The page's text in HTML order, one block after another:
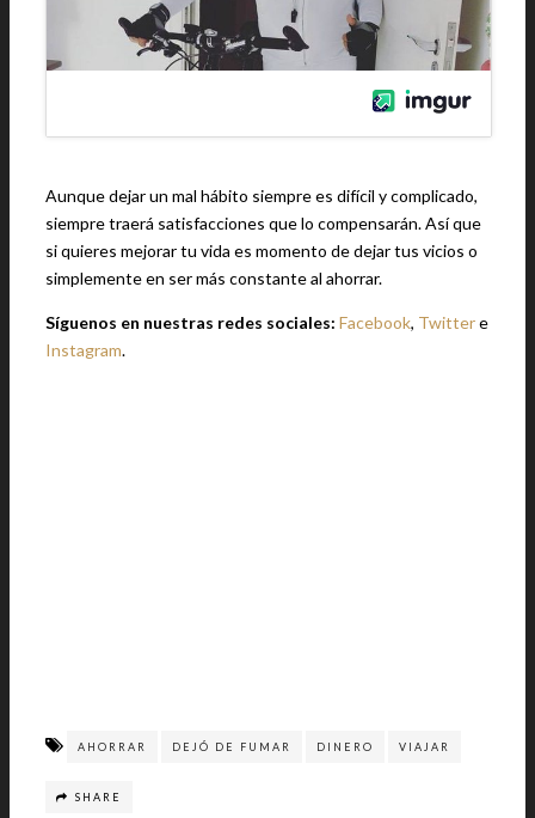
Aunque dejar un mal hábito siempre es difícil y complicado,
siempre traerá satisfacciones que lo compensarán. Así que
si quieres mejorar tu vida es momento de dejar tus vicios o
simplemente en ser más constante al ahorrar.
Síguenos en nuestras redes sociales: Facebook, Twittere
Instagram.
AHORRAR DEJÓ DE FUMAR DINERO VIAJAR
SHARE